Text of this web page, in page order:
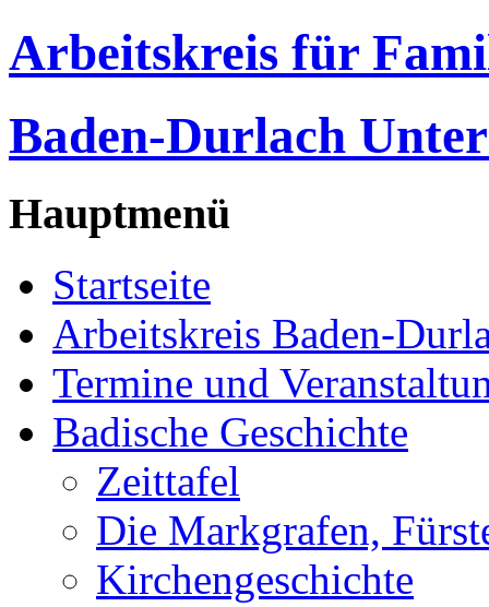
Arbeitskreis für
Baden-Durlach
Hauptmenü
Startseite
Arbeitskreis Baden-
Termine und
Badische Geschichte
Zeittafel
Die Markgrafen,
Kirchengeschichte